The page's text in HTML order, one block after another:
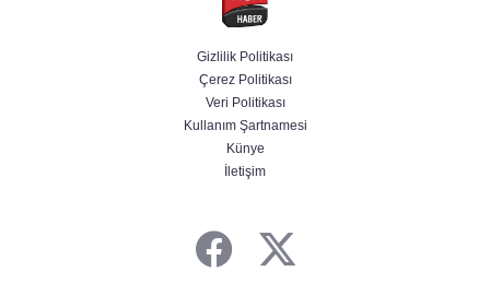
BM'nin teklifine Türk tarafından kabul,
Rumlardan ret
Derin taarruz, yüksek hassasiyet! Bayraktar
AKINCI TİHA TOLUN P ile vurdu
Ankara'da "değnekçilik" operasyonu: 10
Gizlilik Politikası
Çerez Politikası
Veri Politikası
Kullanım Şartnamesi
Künye
İletişim